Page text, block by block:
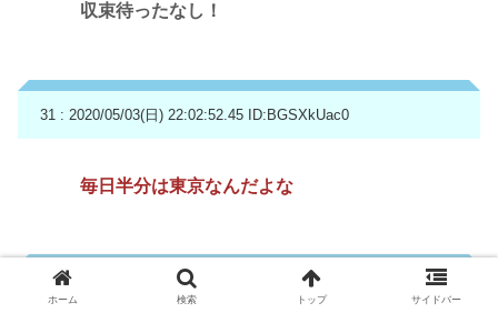
収束待ったなし！
31 : 2020/05/03(日) 22:02:52.45 ID:BGSXkUac0
毎日半分は東京なんだよな
32 : 2020/05/03(日) 22:03:03.72 ID:1zWqeEEY0
ホーム 検索 トップ サイドバー